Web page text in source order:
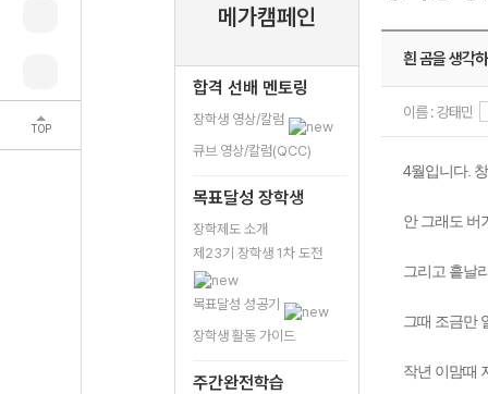
TOP
메가캠페인
합격 선배 멘토링
장학생 영상/칼럼
큐브 영상/칼럼(QCC)
목표달성 장학생
장학제도 소개
제23기 장학생 1차 도전
목표달성 성공기
장학생 활동 가이드
주간완전학습
흰 곰을 생각
이름 : 강태민
4월입니다.
안 그래도 버
그리고 흩날
그때 조금만
작년 이맘때